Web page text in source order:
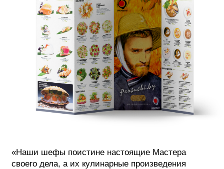
«Наши шефы поистине настоящие Мастера
своего дела, а их кулинарные произведения